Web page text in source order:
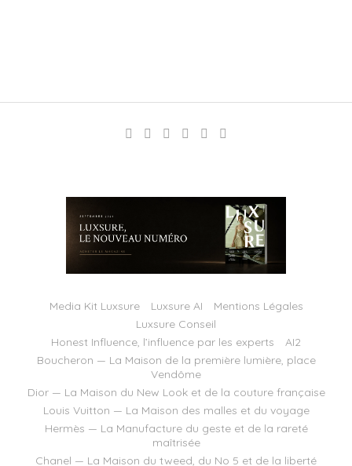
Media Kit Luxsure Luxsure AI
Mentions Légales
Luxsure Conseil
Honest Influence, l’influence par les experts
AI2
Boucheron — La Maison de la première lumière, place
Vendôme
Dior — La Maison du New Look et de la couture française
Louis Vuitton — La Maison des malles et du voyage
Hermès — La Manufacture du geste et de la rareté
maîtrisée
Chanel — La Maison du tweed, du No 5 et de la liberté